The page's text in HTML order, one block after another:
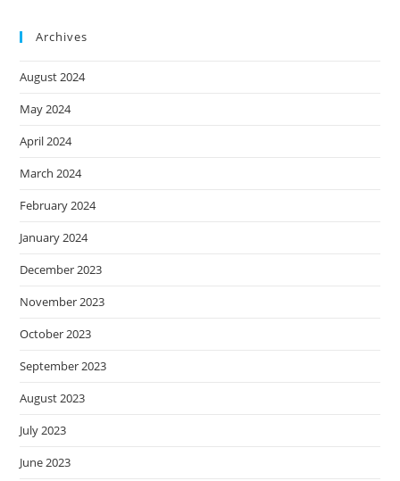
Archives
August 2024
May 2024
April 2024
March 2024
February 2024
January 2024
December 2023
November 2023
October 2023
September 2023
August 2023
July 2023
June 2023